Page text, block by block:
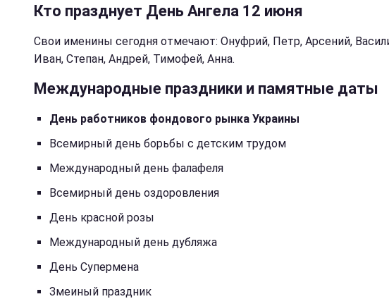
Кто празднует День Ангела 12 июня
Свои именины сегодня отмечают: Онуфрий, Петр, Арсений,
Иван, Степан, Андрей, Тимофей, Анна.
Международные праздники и памятные даты
День работников фондового рынка Украины
Всемирный день борьбы с детским трудом
Международный день фалафеля
Всемирный день оздоровления
День красной розы
Международный день дубляжа
День Супермена
Змеиный праздник